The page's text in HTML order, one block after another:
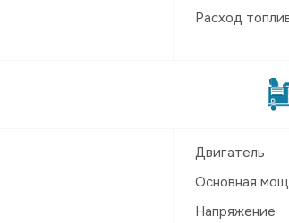
Расход
Двигатель
Основная
Напряжение